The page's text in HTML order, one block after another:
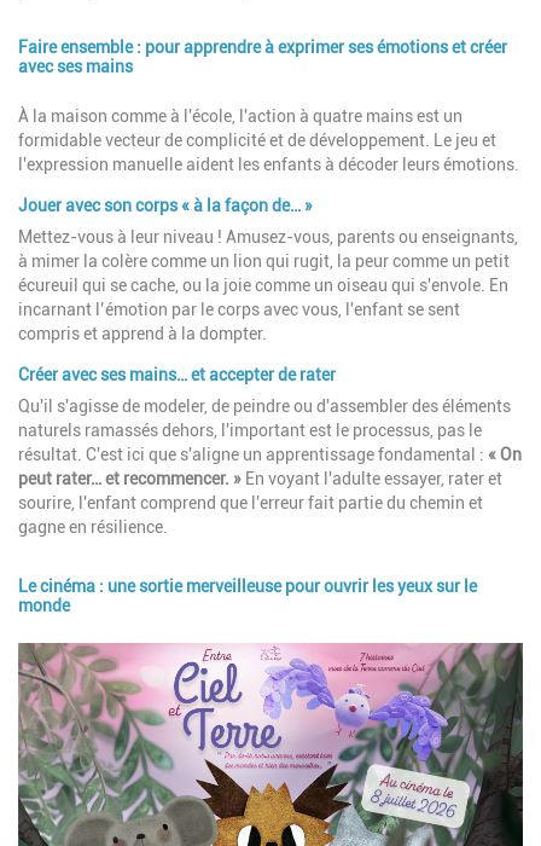
Faire ensemble : pour apprendre à exprimer ses émotions et créer
avec ses mains
Description
À la maison comme à l'école, l'action à quatre mains est un
formidable vecteur de complicité et de développement. Le jeu et
l'expression manuelle aident les enfants à décoder leurs émotions.
Jouer avec son corps « à la façon de… »
Mettez-vous à leur niveau ! Amusez-vous, parents ou enseignants,
à mimer la colère comme un lion qui rugit, la peur comme un petit
écureuil qui se cache, ou la joie comme un oiseau qui s'envole. En
incarnant l’émotion par le corps avec vous, l'enfant se sent
compris et apprend à la dompter.
Créer avec ses mains… et accepter de rater
Qu'il s'agisse de modeler, de peindre ou d'assembler des éléments
naturels ramassés dehors, l'important est le processus, pas le
résultat. C'est ici que s'aligne un apprentissage fondamental : « On
peut rater… et recommencer. » En voyant l'adulte essayer, rater et
sourire, l'enfant comprend que l'erreur fait partie du chemin et
gagne en résilience.
Le cinéma : une sortie merveilleuse pour ouvrir les yeux sur le
monde
Image